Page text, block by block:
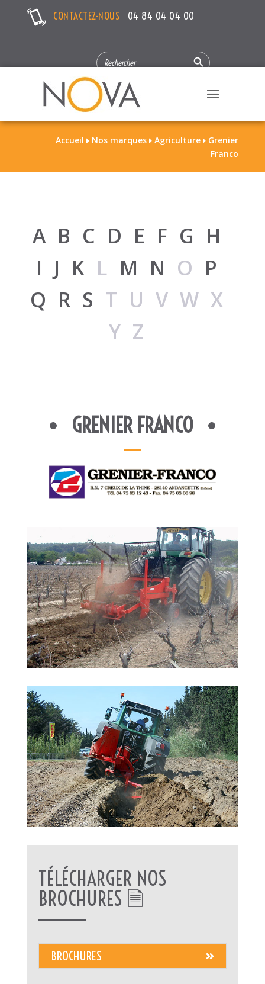
CONTACTEZ-NOUS 04 84 04 04 00
SEARCH
FOR:
Search Button
Accueil  Nos marques  Agriculture  Grenier
Franco
A B C D E F G H
I J K L M N O P
Q R S TUVWX
YZ
GRENIER FRANCO
TÉLÉCHARGER NOS
BROCHURES 🗎
BROCHURES